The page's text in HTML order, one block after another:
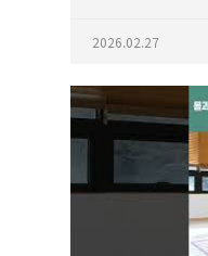
2026.02.27